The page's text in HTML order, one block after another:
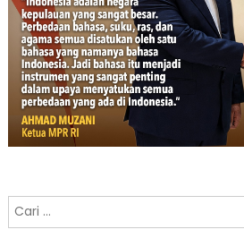
Cari
untuk: